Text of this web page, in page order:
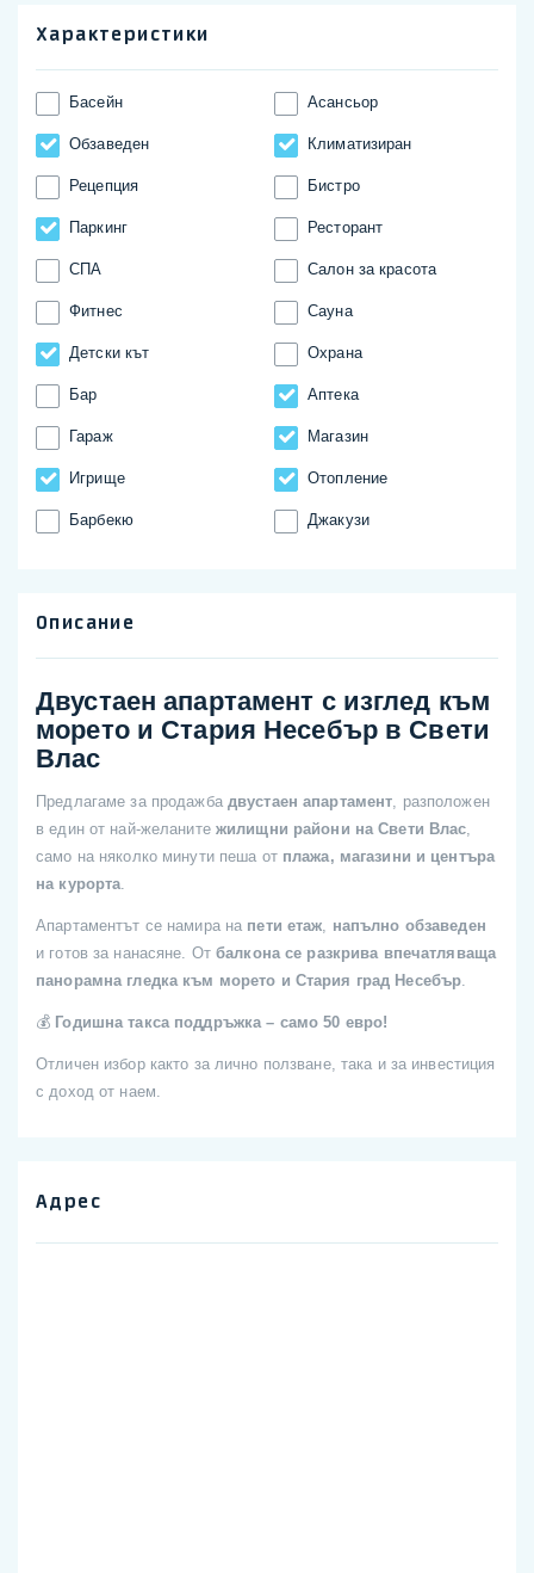
Характеристики
Басейн Асансьор
Обзаведен Климатизиран
Рецепция Бистро
Паркинг Ресторант
СПА Салон за красота
Фитнес Сауна
Детски кът Охрана
Бар Аптека
Гараж Магазин
Игрище Отопление
Барбекю Джакузи
Описание
Двустаен апартамент с изглед към
морето и Стария Несебър в Свети
Влас
Предлагаме за продажба двустаен апартамент, разположен
в един от най-желаните жилищни райони на Свети Влас,
само на няколко минути пеша от плажа, магазини и центъра
на курорта.
Апартаментът се намира на пети етаж, напълно обзаведен
и готов за нанасяне. От балкона се разкрива впечатляваща
панорамна гледка към морето и Стария град Несебър.
💰 Годишна такса поддръжка – само 50 евро!
Отличен избор както за лично ползване, така и за инвестиция
с доход от наем.
Адрес